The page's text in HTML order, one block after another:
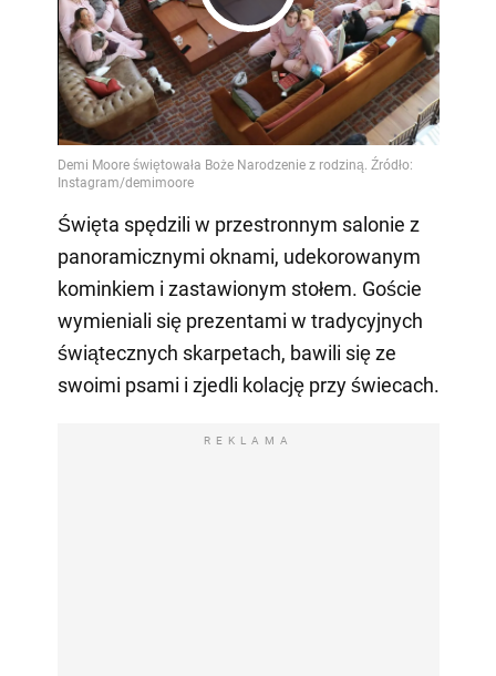
Play
Video
Święta spędzili w przestronnym salonie z
panoramicznymi oknami, udekorowanym
kominkiem i zastawionym stołem. Goście
wymieniali się prezentami w tradycyjnych
świątecznych skarpetach, bawili się ze
swoimi psami i zjedli kolację przy świecach.
REKLAMA